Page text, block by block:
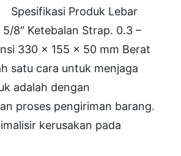
Produk Lebar
8″ Ketebalan Strap. 0.3 –
330 x 155 x 50 mm Berat
satu cara untuk menjaga
adalah dengan
proses pengiriman barang.
kerusakan pada